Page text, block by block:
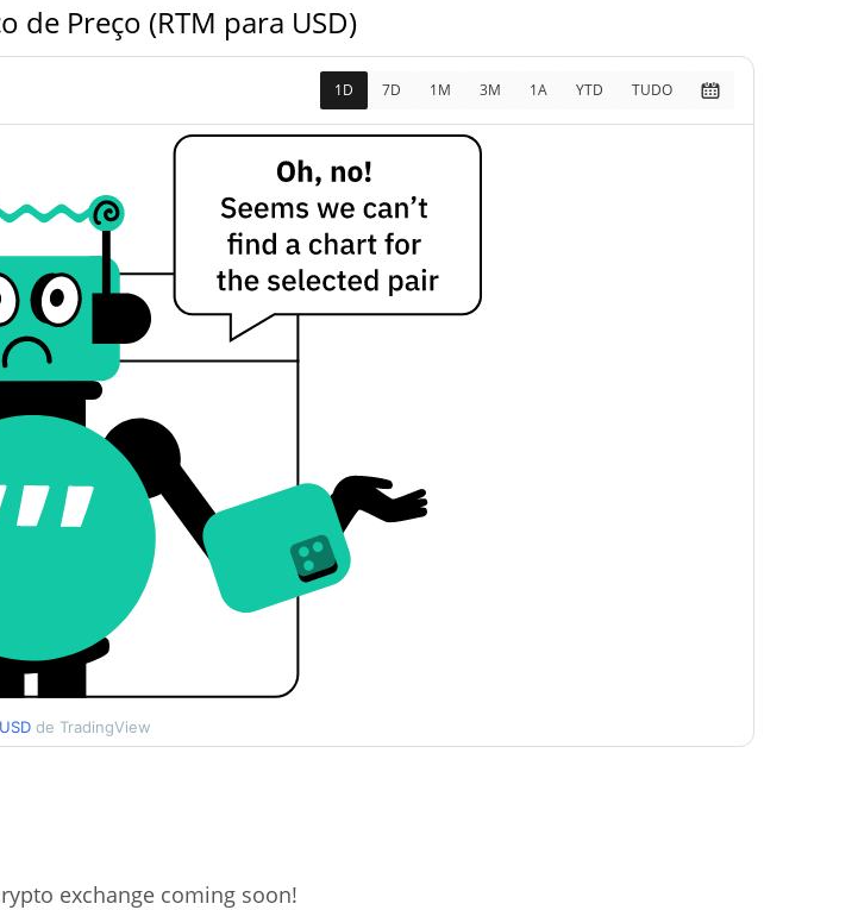
de Preço (RTM para USD)
1D 7D 1M 3M 1A YTD TUDO
de TradingView
exchange coming soon!